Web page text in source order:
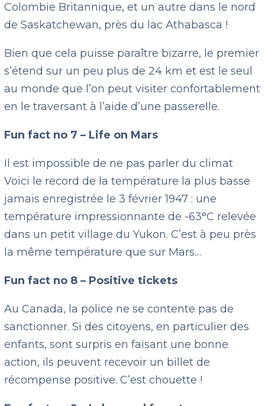
Colombie Britannique, et un autre dans le nord
de Saskatchewan, près du lac Athabasca !
Bien que cela puisse paraître bizarre, le premier
s’étend sur un peu plus de 24 km et est le seul
au monde que l’on peut visiter confortablement
en le traversant à l’aide d’une passerelle.
Fun fact no 7 – Life on Mars
Il est impossible de ne pas parler du climat
Voici le record de la température la plus basse
jamais enregistrée le 3 février 1947 : une
température impressionnante de -63°C relevée
dans un petit village du Yukon. C’est à peu près
la même température que sur Mars…
Fun fact no 8 – Positive tickets
Au Canada, la police ne se contente pas de
sanctionner. Si des citoyens, en particulier des
enfants, sont surpris en faisant une bonne
action, ils peuvent recevoir un billet de
récompense positive. C’est chouette !